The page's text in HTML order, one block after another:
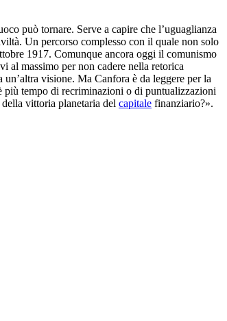
può tornare. Serve a capire che l’uguaglianza
Un percorso complesso con il quale non solo
1917. Comunque ancora oggi il comunismo
al massimo per non cadere nella retorica
visione. Ma Canfora è da leggere per la
più tempo di recriminazioni o di puntualizzazioni
vittoria planetaria del capitale finanziario?».